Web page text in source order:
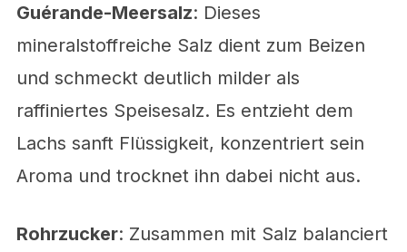
Guérande-Meersalz: Dieses
mineralstoffreiche Salz dient zum Beizen
und schmeckt deutlich milder als
raffiniertes Speisesalz. Es entzieht dem
Lachs sanft Flüssigkeit, konzentriert sein
Aroma und trocknet ihn dabei nicht aus.
Rohrzucker: Zusammen mit Salz balanciert